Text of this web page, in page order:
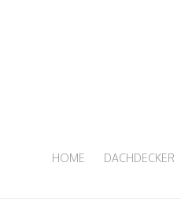
HOME DACHDECKER